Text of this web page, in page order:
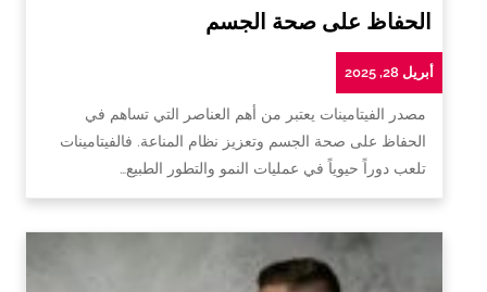
الحفاظ على صحة الجسم
أبريل 28, 2025
مصدر الفيتامينات يعتبر من أهم العناصر التي تساهم في
الحفاظ على صحة الجسم وتعزيز نظام المناعة. فالفيتامينات
تلعب دوراً حيوياً في عمليات النمو والتطور الطبيع…